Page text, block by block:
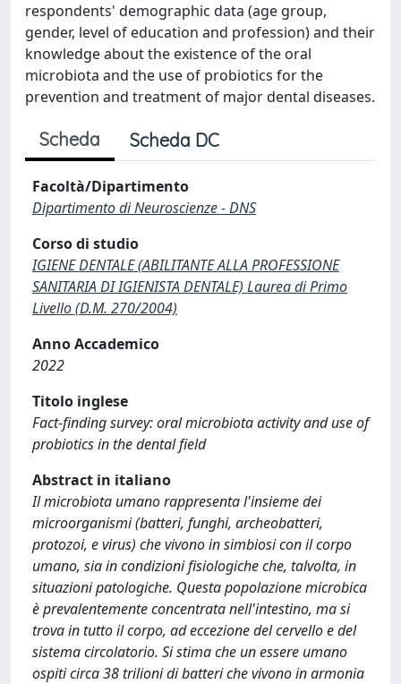
respondents' demographic data (age group,
gender, level of education and profession) and their
knowledge about the existence of the oral
microbiota and the use of probiotics for the
prevention and treatment of major dental diseases.
Scheda Scheda DC
Facoltà/Dipartimento
Dipartimento di Neuroscienze - DNS
Corso di studio
IGIENE DENTALE (ABILITANTE ALLA PROFESSIONE
SANITARIA DI IGIENISTA DENTALE) Laurea di Primo
Livello (D.M. 270/2004)
Anno Accademico
2022
Titolo inglese
Fact-finding survey: oral microbiota activity and use of
probiotics in the dental field
Abstract in italiano
Il microbiota umano rappresenta l'insieme dei
microorganismi (batteri, funghi, archeobatteri,
protozoi, e virus) che vivono in simbiosi con il corpo
umano, sia in condizioni fisiologiche che, talvolta, in
situazioni patologiche. Questa popolazione microbica
è prevalentemente concentrata nell'intestino, ma si
trova in tutto il corpo, ad eccezione del cervello e del
sistema circolatorio. Si stima che un essere umano
ospiti circa 38 trilioni di batteri che vivono in armonia